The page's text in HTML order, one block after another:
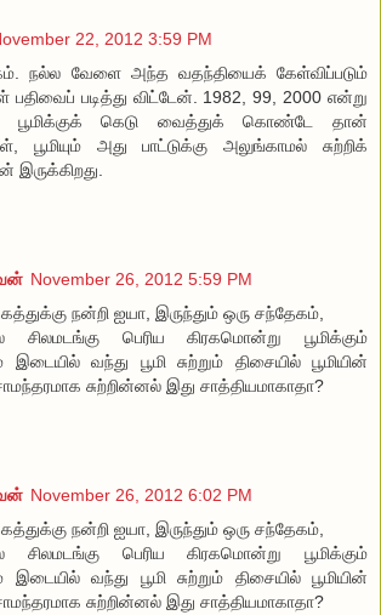
22, 2012 3:59 PM
நல்ல வேளை அந்த வதந்தியைக் கேள்விப்படும்
பதிவைப் படித்து விட்டேன். 1982, 99, 2000 என்று
பூமிக்குக் கெடு வைத்துக் கொண்டே தான்
பூமியும் அது பாட்டுக்கு அலுங்காமல் சுற்றிக்
November 26, 2012 5:59 PM
நன்றி ஐயா, இருந்தும் ஒரு சந்தேகம்,
சிலமடங்கு பெரிய கிரகமொன்று பூமிக்கும்
இடையில் வந்து பூமி சுற்றும் திசையில் பூமியின்
சுற்றின்னல் இது சாத்தியமாகாதா?
November 26, 2012 6:02 PM
நன்றி ஐயா, இருந்தும் ஒரு சந்தேகம்,
சிலமடங்கு பெரிய கிரகமொன்று பூமிக்கும்
இடையில் வந்து பூமி சுற்றும் திசையில் பூமியின்
சுற்றின்னல் இது சாத்தியமாகாதா?